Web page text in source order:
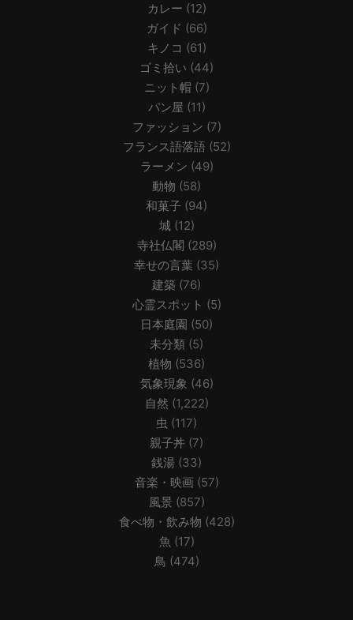
カレー (12)
ガイド (66)
キノコ (61)
ゴミ拾い (44)
ニット帽 (7)
パン屋 (11)
ファッション (7)
フランス語落語 (52)
ラーメン (49)
動物 (58)
和菓子 (94)
城(12)
寺社仏閣 (289)
幸せの言葉 (35)
建築 (76)
心霊スポット (5)
日本庭園 (50)
未分類 (5)
植物 (536)
気象現象 (46)
自然 (1,222)
虫 (117)
親子丼 (7)
銭湯 (33)
音楽・映画 (57)
風景(857)
食べ物・飲み物 (428)
魚 (17)
鳥 (474)